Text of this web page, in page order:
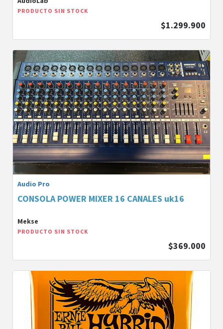
PRODUCTO SIN STOCK
$1.299.900
Audio Pro
CONSOLA POWER MIXER 16 CANALES uk16
Mekse
PRODUCTO SIN STOCK
$369.000